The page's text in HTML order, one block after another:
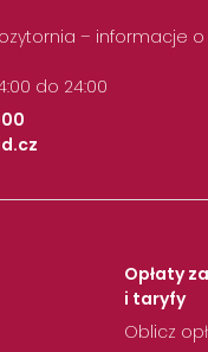
– informacje o
do 24:00
Opłaty
i taryfy
Oblicz